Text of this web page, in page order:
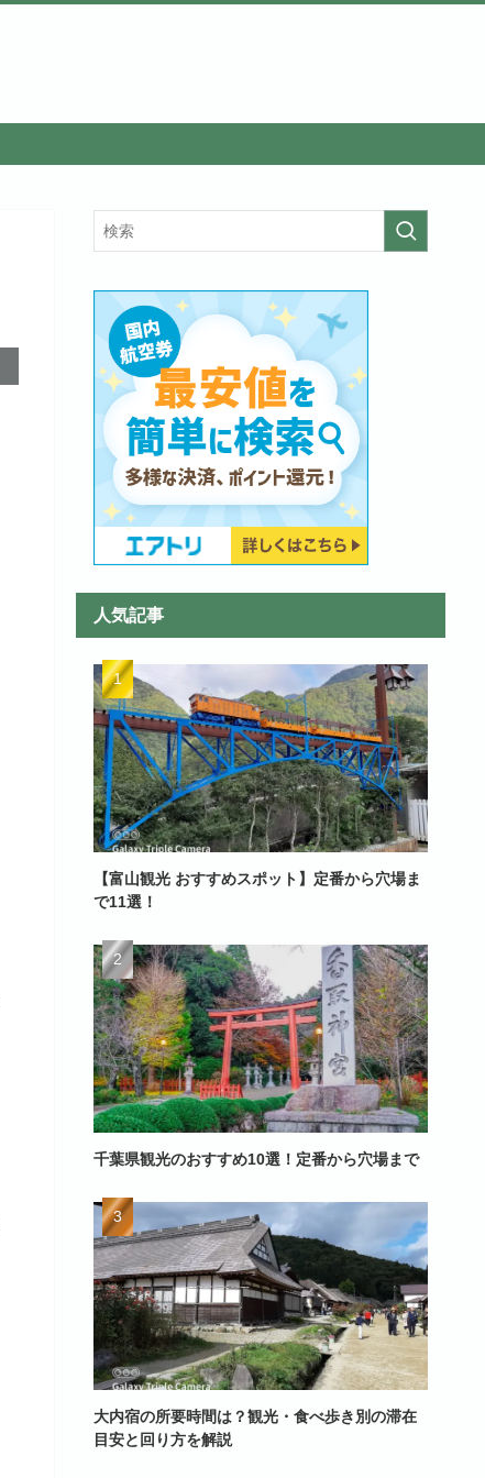
人気記事
【富山観光 おすすめスポット】定番から穴場ま
で11選！
千葉県観光のおすすめ10選！定番から穴場まで
大内宿の所要時間は？観光・食べ歩き別の滞在
目安と回り方を解説